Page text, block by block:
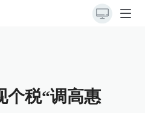
个税“调高惠